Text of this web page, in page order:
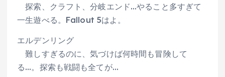
探索、クラフト、分岐エンド…やること多すぎて
一生遊べる。Fallout 5はよ。
エルデンリング
難しすぎるのに、気づけば何時間も冒険して
る…。探索も戦闘も全てが…